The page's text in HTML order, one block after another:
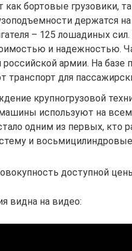
как бортовые грузовики,
держатся
– 125 лошадиных сил.
и надежностью.
армии. На базе
транспорт для
крупногрузовой
используют на
одним из первых, кто
и восьмицилиндровые
доступной
видна на видео: